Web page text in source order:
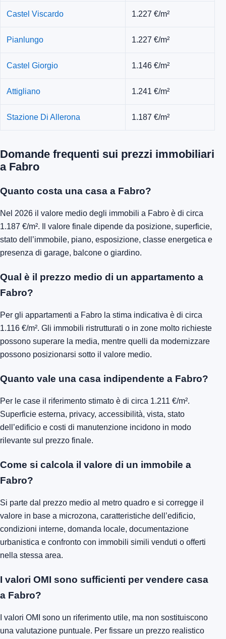
Castel Viscardo 1.227 €/m²
Pianlungo 1.227 €/m²
Castel Giorgio 1.146 €/m²
Attigliano 1.241 €/m²
Stazione Di Allerona 1.187 €/m²
Domande frequenti sui prezzi immobiliari
a Fabro
Quanto costa una casa a Fabro?
Nel 2026 il valore medio degli immobili a Fabro è di circa
1.187 €/m². Il valore finale dipende da posizione, superficie,
stato dell’immobile, piano, esposizione, classe energetica e
presenza di garage, balcone o giardino.
Qual è il prezzo medio di un appartamento a
Fabro?
Per gli appartamenti a Fabro la stima indicativa è di circa
1.116 €/m². Gli immobili ristrutturati o in zone molto richieste
possono superare la media, mentre quelli da modernizzare
possono posizionarsi sotto il valore medio.
Quanto vale una casa indipendente a Fabro?
Per le case il riferimento stimato è di circa 1.211 €/m².
Superficie esterna, privacy, accessibilità, vista, stato
dell’edificio e costi di manutenzione incidono in modo
rilevante sul prezzo finale.
Come si calcola il valore di un immobile a
Fabro?
Si parte dal prezzo medio al metro quadro e si corregge il
valore in base a microzona, caratteristiche dell’edificio,
condizioni interne, domanda locale, documentazione
urbanistica e confronto con immobili simili venduti o offerti
nella stessa area.
I valori OMI sono sufficienti per vendere casa
a Fabro?
I valori OMI sono un riferimento utile, ma non sostituiscono
una valutazione puntuale. Per fissare un prezzo realistico